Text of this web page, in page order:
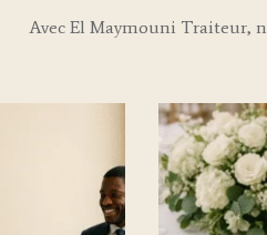
Avec El Maymouni Traiteur,